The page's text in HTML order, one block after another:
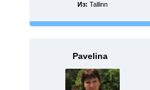
Из: Tallinn
Pavelina